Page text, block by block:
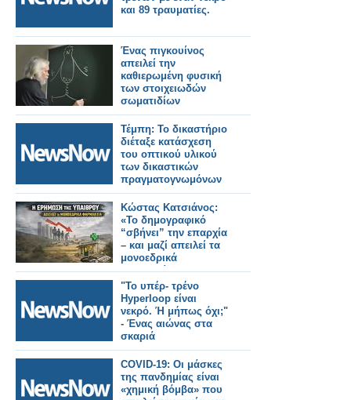
και 89 τραυματίες.
Ένας πιγκουίνος
απειλεί την
καθιερωμένη φυσική
των στοιχειωδών
σωματιδίων
Τέμπη: Το δικαστήριο
διέταξε κατάσχεση
του οπτικού υλικού
των δικαστικών
πραγματογνωμόνων
Κώστας Κατσιάνος:
«Το δημογραφικό
“σβήνει” την επαρχία
– και μαζί απειλεί τα
μονοεδρικά
φαρμακεία» (video)
"Το υπέρ- τρένο
Hyperloop είναι
νεκρό. Ή μήπως όχι;"
- Ένας αιώνας στα
σκαριά
COVID-19: Οι μάσκες
της πανδημίας είναι
«χημική βόμβα» που